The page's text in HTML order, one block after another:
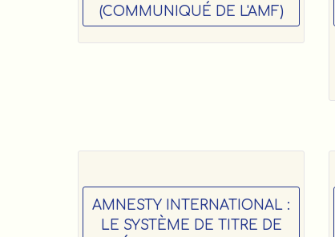
(COMMUNIQUÉ DE L'AMF)
AMNESTY INTERNATIONAL :
LE SYSTÈME DE TITRE DE